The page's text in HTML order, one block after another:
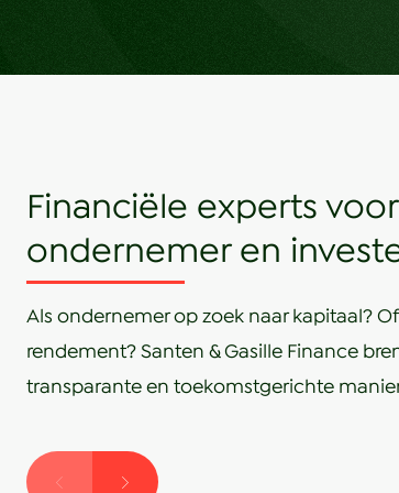
Uitsluitend op afspraak.
2678 MN DE LIER
0174-511300
www.santen-gasille.nl
COURTAGE:
Indien een transactie tot stand wordt
Financiële experts
ondernemer en
Als ondernemer op zoek naar kapitaal?
rendement? Santen & Gasille Finance
transparante en toekomstgerichte